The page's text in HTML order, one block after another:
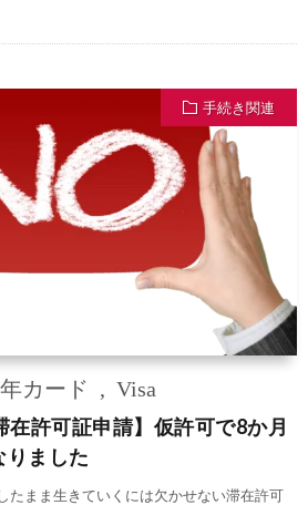
手続き関連
カード Visa
在許可証申請】仮許可で8か月
りました
たまま生きていくには欠かせない滞在許可